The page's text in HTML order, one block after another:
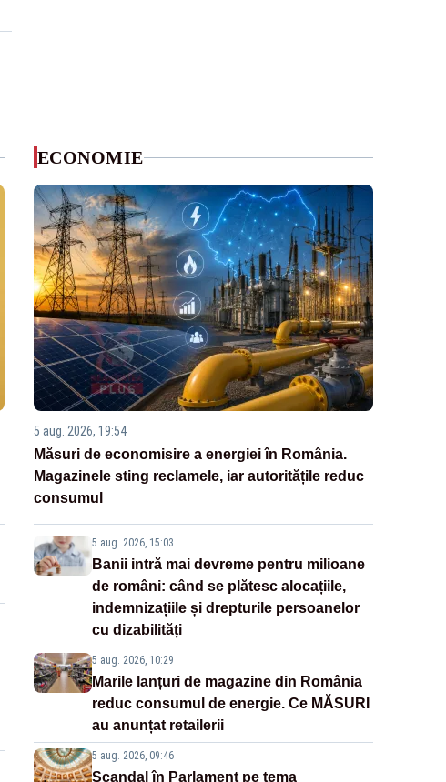
ECONOMIE
5 aug. 2026, 19:54
Măsuri de economisire a energiei în România.
Magazinele sting reclamele, iar autoritățile reduc
consumul
5 aug. 2026, 15:03
Banii intră mai devreme pentru milioane
de români: când se plătesc alocațiile,
indemnizațiile și drepturile persoanelor
cu dizabilități
5 aug. 2026, 10:29
Marile lanțuri de magazine din România
reduc consumul de energie. Ce MĂSURI
au anunțat retailerii
5 aug. 2026, 09:46
Scandal în Parlament pe tema